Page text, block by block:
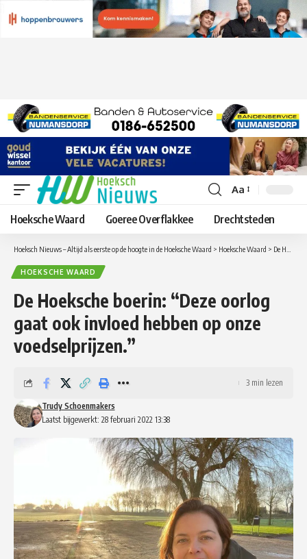
Lettergrootte
aanpassen
Aa
Hoeksche Waard Goeree Overflakkee Drechtsteden
Hoeksch Nieuws – Altijd als eerste op de hoogte in de Hoeksche Waard > Hoeksche Waard > De Hoeksche boerin: “Deze oorlog gaat ook invloed hebben op onze voedselprijzen.”
HOEKSCHE WAARD
De Hoeksche boerin: “Deze oorlog
gaat ook invloed hebben op onze
voedselprijzen.”
Laatst bijgewerkt: 28 februari 2022 13:38
Trudy Schoenmakers
3 min lezen